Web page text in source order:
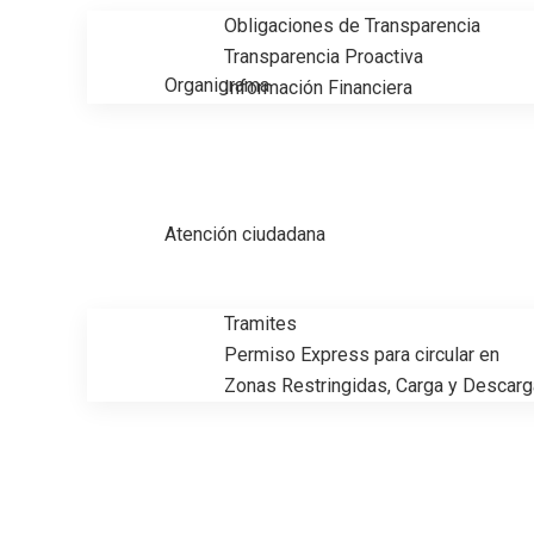
Obligaciones de Transparencia
Transparencia Proactiva
Información Financiera
Organigrama
Atención ciudadana
Tramites
Permiso Express para circular en
Zonas Restringidas, Carga y